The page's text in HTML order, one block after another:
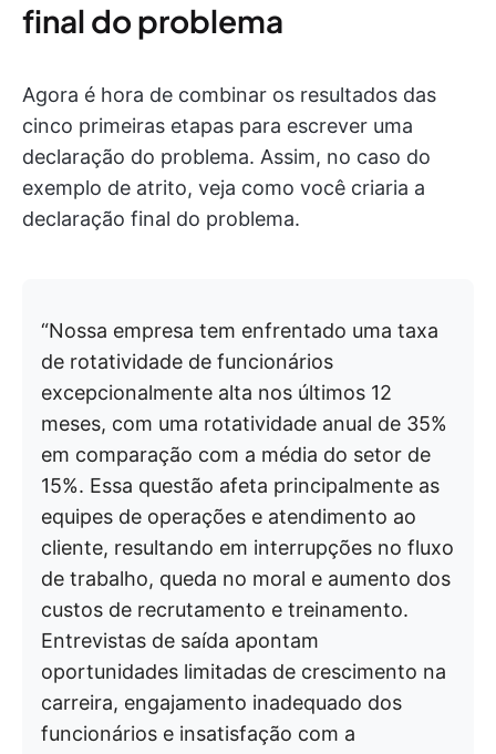
final do problema
Agora é hora de combinar os resultados das
cinco primeiras etapas para escrever uma
declaração do problema. Assim, no caso do
exemplo de atrito, veja como você criaria a
declaração final do problema.
“Nossa empresa tem enfrentado uma taxa
de rotatividade de funcionários
excepcionalmente alta nos últimos 12
meses, com uma rotatividade anual de 35%
em comparação com a média do setor de
15%. Essa questão afeta principalmente as
equipes de operações e atendimento ao
cliente, resultando em interrupções no fluxo
de trabalho, queda no moral e aumento dos
custos de recrutamento e treinamento.
Entrevistas de saída apontam
oportunidades limitadas de crescimento na
carreira, engajamento inadequado dos
funcionários e insatisfação com a